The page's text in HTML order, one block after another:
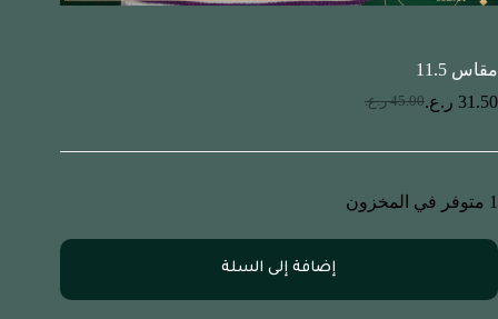
مقاس 11.5
45.00 ر.ع. 31.50 ر.ع.
1 متوفر في المخزون
إضافة إلى السلة